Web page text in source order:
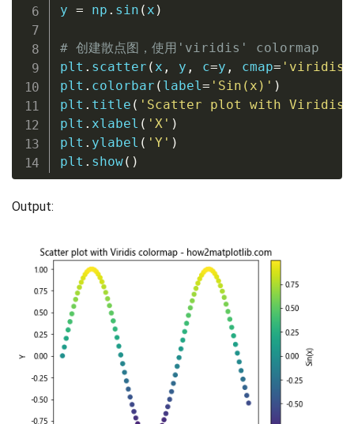
y = np . sin ( x )
# 创建散点图，使用'viridis' colormap
plt . scatter ( x , y , c=y , cmap= 'viridis'
plt . colorbar ( label= 'Sin(x)' )
plt . title ( 'Scatter plot with Viridis
plt . xlabel ( 'X' )
plt . ylabel ( 'Y' )
plt . show( )
Output: